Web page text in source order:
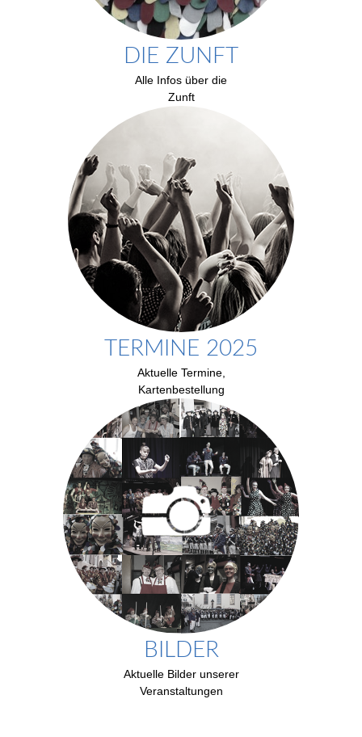
DIE ZUNFT
Alle Infos über die
Zunft
TERMINE 2025
Aktuelle Termine,
Kartenbestellung
BILDER
Aktuelle Bilder unserer
Veranstaltungen